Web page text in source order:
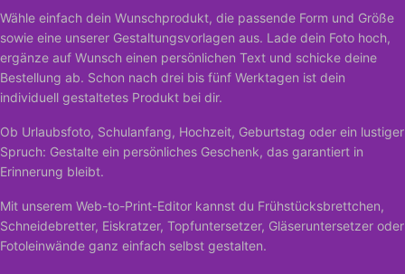
Wähle einfach dein Wunschprodukt, die passende Form und Größe
sowie eine unserer Gestaltungsvorlagen aus. Lade dein Foto hoch,
ergänze auf Wunsch einen persönlichen Text und schicke deine
Bestellung ab. Schon nach drei bis fünf Werktagen ist dein
individuell gestaltetes Produkt bei dir.
Ob Urlaubsfoto, Schulanfang, Hochzeit, Geburtstag oder ein lustiger
Spruch: Gestalte ein persönliches Geschenk, das garantiert in
Erinnerung bleibt.
Mit unserem Web-to-Print-Editor kannst du Frühstücksbrettchen,
Schneidebretter, Eiskratzer, Topfuntersetzer, Gläseruntersetzer oder
Fotoleinwände ganz einfach selbst gestalten.